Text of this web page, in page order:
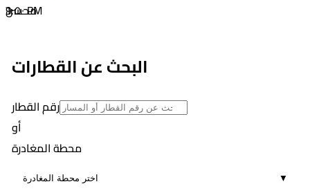
9 ٦:٥٠ PM
محسن
01:23
البحث عن القطارات
رقم القطار
أو
محطة المغادرة
▼